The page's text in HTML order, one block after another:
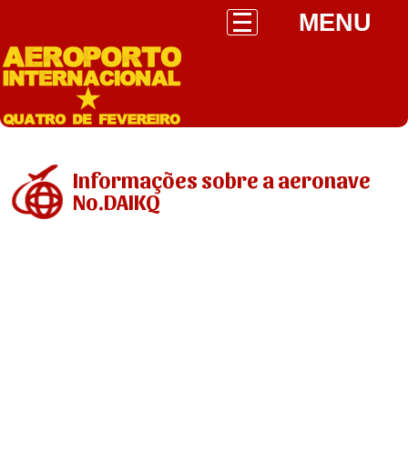
MENU
Informações sobre a aeronave
No.DAIKQ